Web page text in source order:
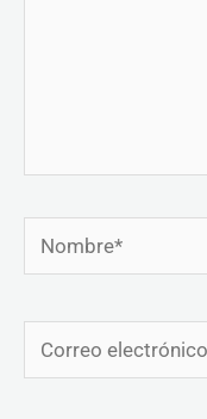
Nombre*
Correo
electrónico*